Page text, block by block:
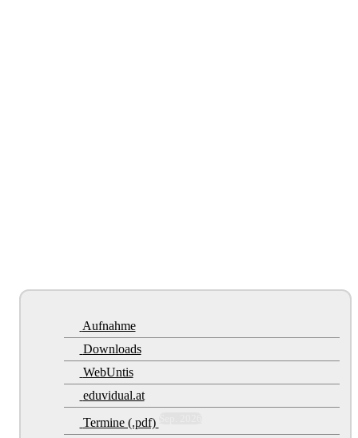
Aufnahme
Downloads
WebUntis
eduvidual.at
Termine (.pdf)